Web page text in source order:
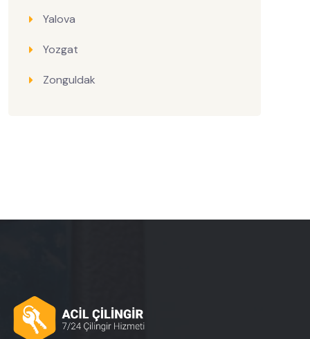
Yalova
Yozgat
Zonguldak